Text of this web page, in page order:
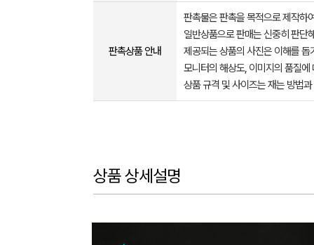
판촉상품 안내
판촉물은 판촉을 목적으로 제작하
일반상품으로 판매는 신중히 판단
제공되는 상품의 사진은 이해를
모니터의 해상도, 이미지의 품질
상품 규격 및 사이즈는 재는 방법
상품 상세설명